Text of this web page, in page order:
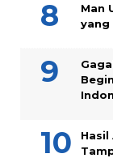
Man
yang
Hasil